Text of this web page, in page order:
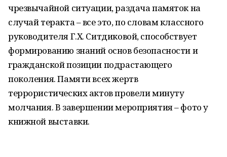
чрезвычайной ситуации, раздача памяток на
случай теракта – все это, по словам классного
руководителя Г.Х. Ситдиковой, способствует
формированию знаний основ безопасности и
гражданской позиции подрастающего
поколения. Памяти всех жертв
террористических актов провели минуту
молчания. В завершении мероприятия – фото у
книжной выставки.